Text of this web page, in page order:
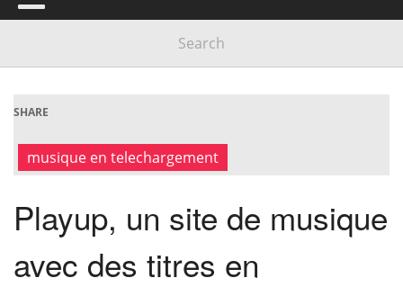
SHARE
musique en telechargement
Playup, un site de musique
avec des titres en